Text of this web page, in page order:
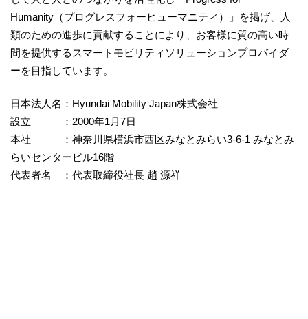
Humanity（プログレスフォーヒューマニティ）」を掲げ、人
類のための進歩に貢献することにより、お客様に質の高い時
間を提供するスマートモビリティソリューションプロバイダ
ーを目指しています。
日本法人名：Hyundai Mobility Japan株式会社
設立 ：2000年1月7日
本社 ：神奈川県横浜市西区みなとみらい3-6-1 みなとみ
らいセンタービル16階
代表者名 ：代表取締役社長 趙 源祥